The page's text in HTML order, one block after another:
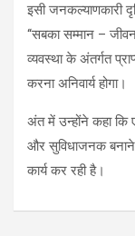
इसी जनकल्याणकारी
‘‘सबका सम्मान –
व्यवस्था के अंतर्गत
करना अनिवार्य होगा।
अंत में उन्होंने कहा
और सुविधाजनक बनाने
कार्य कर रही है।